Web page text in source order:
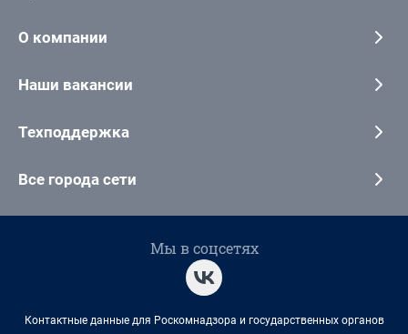
О компании
Наши вакансии
Техподдержка
Все города сети
Мы в соцсетях
Контактные данные для Роскомнадзора и государственных органов